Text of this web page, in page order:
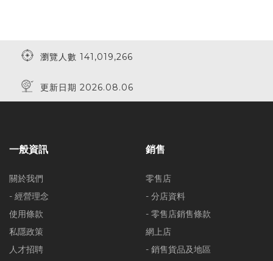
瀏覽人數 141,019,266
更新日期 2026.08.06
一般資訊
關於我們
- 經營理念
使用條款
私隱政策
人才招聘
銷售
零售店
- 分店資料
- 零售店銷售條款
網上店
- 銷售貨品及地區